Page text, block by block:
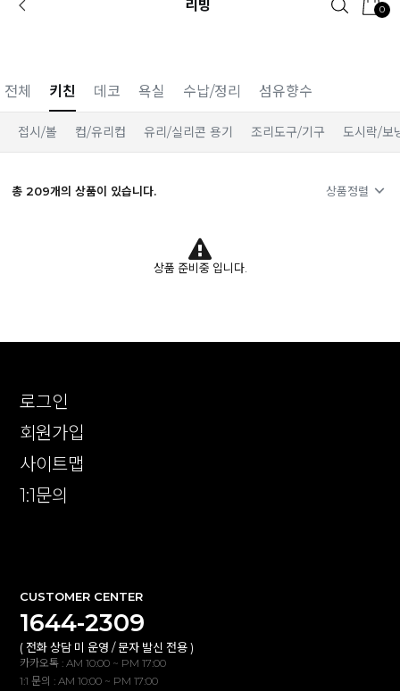
카카오 플친 추가하면1천원 즉시 할인 쿠폰
리빙 0
전체 키친 데코 욕실 수납/정리 섬유향수
접시/볼 컵/유리컵 유리/실리콘 용기 조리도구/기구 도시락/보
총 209개의 상품이 있습니다. 상품정렬
상품 준비중 입니다.
로그인
회원가입
사이트맵
1:1문의
CUSTOMER CENTER
1644-2309
( 전화 상담 미 운영 / 문자 발신 전용 )
카카오톡 : AM 10:00 ~ PM 17:00
1:1 문의 : AM 10:00 ~ PM 17:00